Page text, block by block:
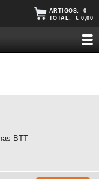
ARTIGOS: 0
TOTAL: € 0,00
BTT